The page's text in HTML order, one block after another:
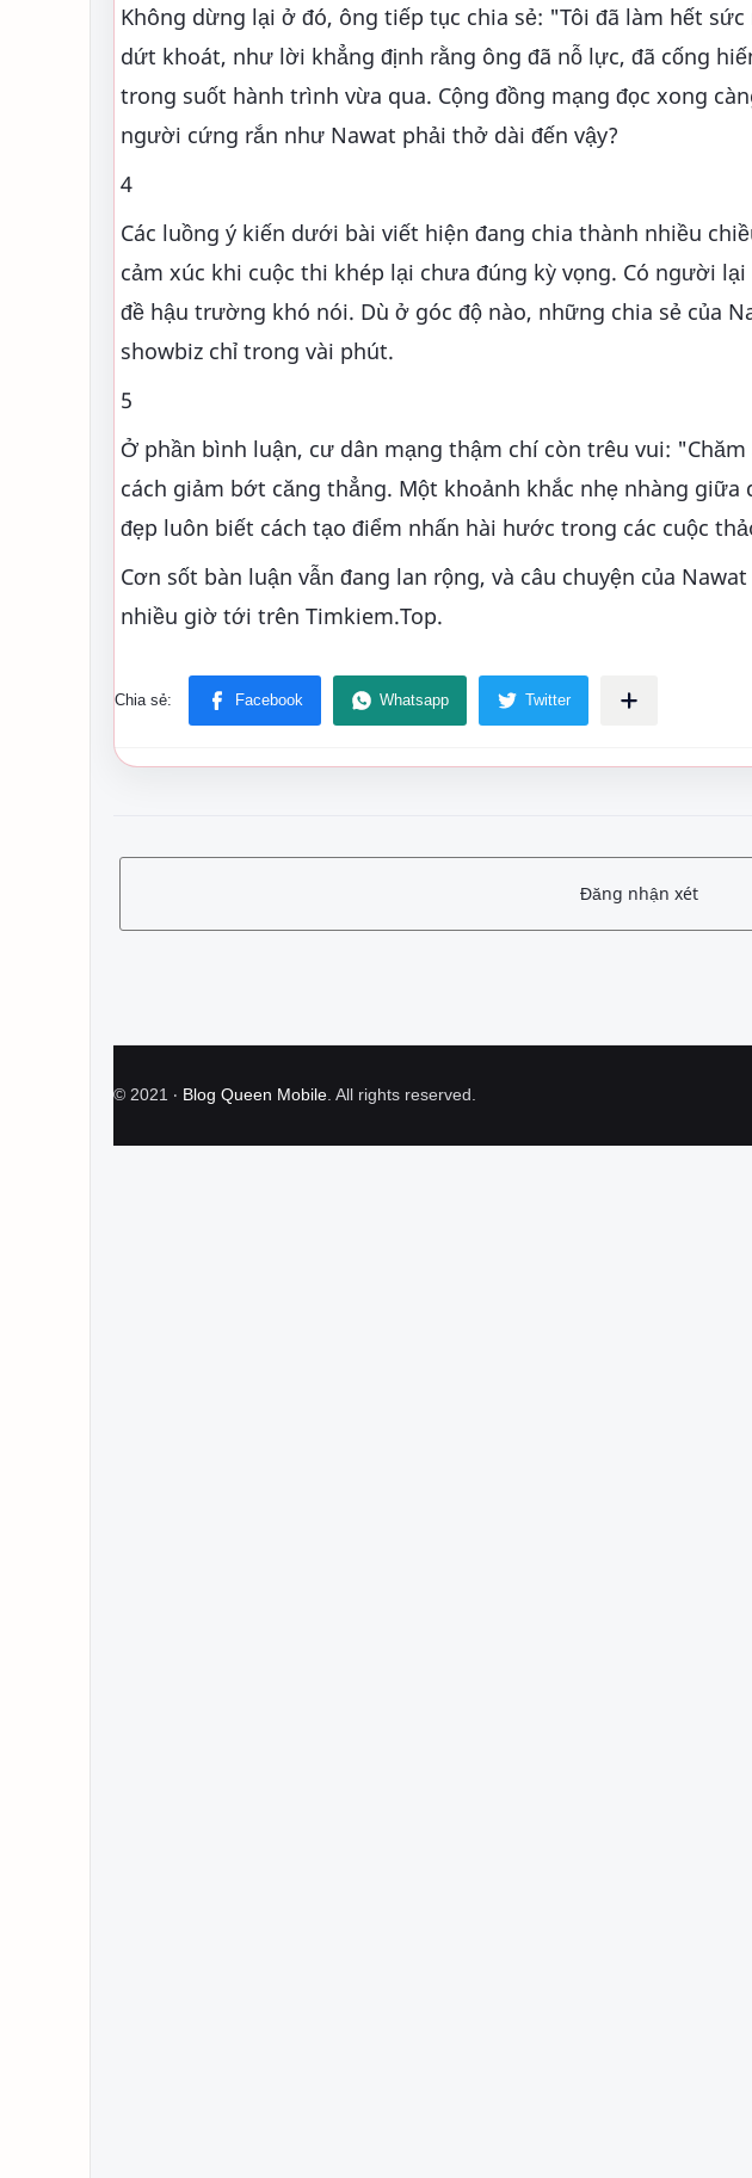
Không dừng lại ở đó, ông tiếp tục chia sẻ: "Tôi đã làm hết
dứt khoát, như lời khẳng định rằng ông đã nỗ lực, đã cống
trong suốt hành trình vừa qua. Cộng đồng mạng đọc xong
người cứng rắn như Nawat phải thở dài đến vậy?
4
Các luồng ý kiến dưới bài viết hiện đang chia thành nhiều
cảm xúc khi cuộc thi khép lại chưa đúng kỳ vọng. Có người
đề hậu trường khó nói. Dù ở góc độ nào, những chia sẻ của
showbiz chỉ trong vài phút.
5
Ở phần bình luận, cư dân mạng thậm chí còn trêu vui:
cách giảm bớt căng thẳng. Một khoảnh khắc nhẹ nhàng giữa
đẹp luôn biết cách tạo điểm nhấn hài hước trong các cuộc
Cơn sốt bàn luận vẫn đang lan rộng, và câu chuyện của
nhiều giờ tới trên Timkiem.Top.
Đăng nhận xét
© 2021 ‧ Blog Queen Mobile . All rights reserved.